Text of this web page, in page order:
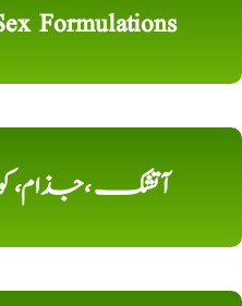
Formulations
آتشک ،جذام،